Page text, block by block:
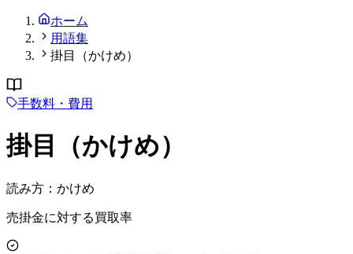
ホーム
用語集
掛目（かけめ）
手数料・費用
掛目（かけめ）
読み方： かけめ
売掛金に対する買取率